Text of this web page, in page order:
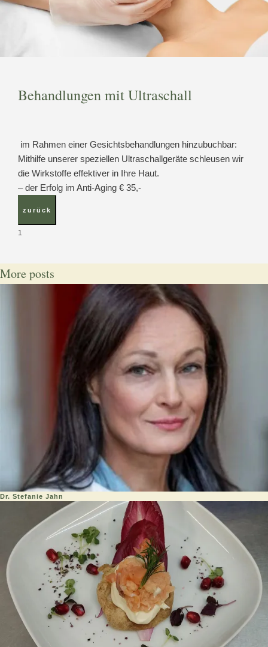
Behandlungen mit Ultraschall
im Rahmen einer Gesichtsbehandlungen hinzubuchbar:
Mithilfe unserer speziellen Ultraschallgeräte schleusen wir
die Wirkstoffe effektiver in Ihre Haut.
– der Erfolg im Anti-Aging € 35,-
1
More posts
Dr. Stefanie Jahn